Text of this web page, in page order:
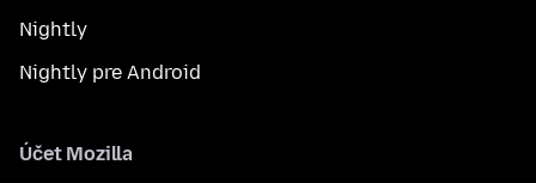
Nightly
Nightly pre Android
Účet Mozilla